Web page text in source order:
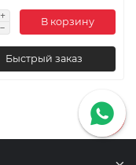
В корзину
Быстрый заказ